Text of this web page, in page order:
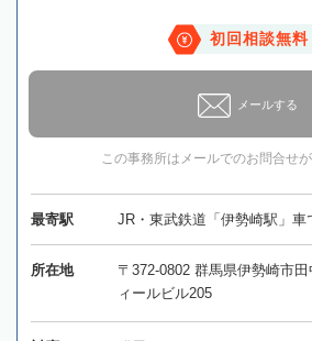
初回相談無料
メールする
この事務所はメールでのお問合せが
最寄駅 JR・東武鉄道「伊勢崎駅」車
所在地
〒372-0802 群馬県伊勢崎市
ィールビル205